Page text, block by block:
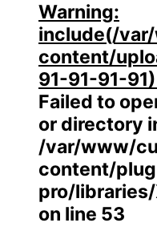
Warning:
include(/
content/
91-91-91-
Failed to
or directory
/var/www/
content/
pro/
on line 53